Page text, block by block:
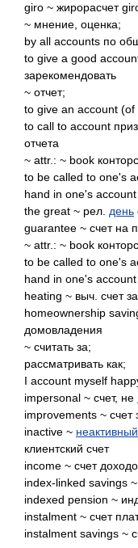
giro ~ жирорасчет
~ мнение, оценка;
by all accounts по
to give a good
зарекомендовать
~ отчет;
to give an account (of
to call to account
отчета
~ attr.: ~ book
to be called to one's
hand in one's
the great ~ рел. день
guarantee ~ счет на
~ attr.: ~ book
to be called to one's
hand in one's
heating ~ выч. счет
homeownership
домовладения
~ считать за;
рассматривать как;
I account myself
impersonal ~ счет, не
improvements ~ счет
inactive ~ неактивный
клиентский счет
income ~ счет
index-linked savings ~
indexed pension ~
instalment ~ счет
instalment savings ~